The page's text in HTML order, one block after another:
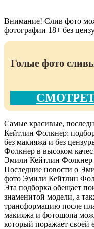
Внимание! Слив фото
фотографии 18+ без
Голые фото
Самые красивые,
Кейтлин Фолкнер:
без макияжа и без
Фолкнер в высоком
Эмили Кейтлин Фолкнер
Последние новости о
фото Эмили Кейтлин
Эта подборка обещает
знаменитой модели, а
трансформацию после
макияжа и фотошопа
который поражает своей